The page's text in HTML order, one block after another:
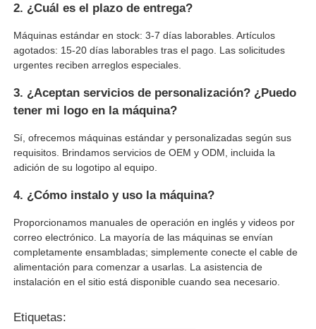
2. ¿Cuál es el plazo de entrega?
Máquinas estándar en stock: 3-7 días laborables. Artículos
agotados: 15-20 días laborables tras el pago. Las solicitudes
urgentes reciben arreglos especiales.
3. ¿Aceptan servicios de personalización? ¿Puedo
tener mi logo en la máquina?
Sí, ofrecemos máquinas estándar y personalizadas según sus
requisitos. Brindamos servicios de OEM y ODM, incluida la
adición de su logotipo al equipo.
4. ¿Cómo instalo y uso la máquina?
Proporcionamos manuales de operación en inglés y videos por
correo electrónico. La mayoría de las máquinas se envían
completamente ensambladas; simplemente conecte el cable de
alimentación para comenzar a usarlas. La asistencia de
instalación en el sitio está disponible cuando sea necesario.
Etiquetas: